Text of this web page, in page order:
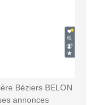
Béziers BELON
annonces